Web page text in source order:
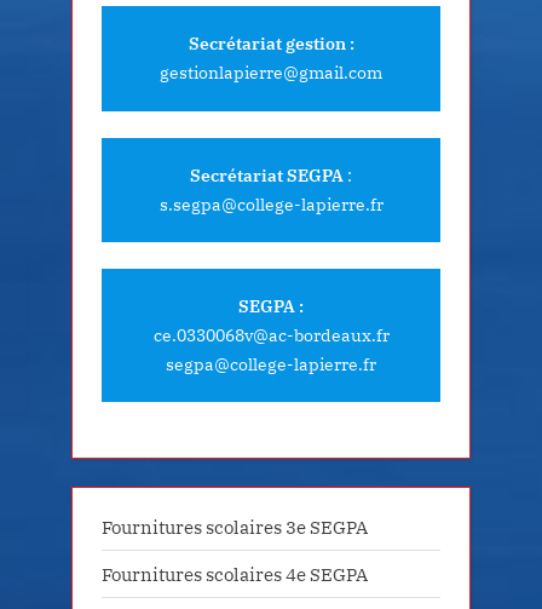
Secrétariat gestion :
gestionlapierre@gmail.com
Secrétariat SEGPA :
s.segpa@college-lapierre.fr
SEGPA :
ce.0330068v@ac-bordeaux.fr
segpa@college-lapierre.fr
Fournitures scolaires 3e SEGPA
Fournitures scolaires 4e SEGPA